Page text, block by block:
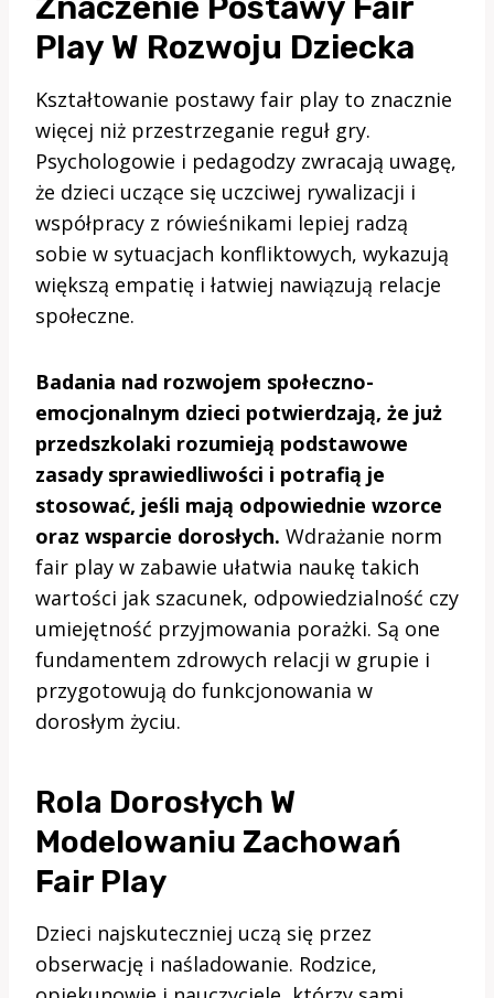
Play W Rozwoju Dziecka
Kształtowanie postawy fair play to znacznie
więcej niż przestrzeganie reguł gry.
Psychologowie i pedagodzy zwracają uwagę,
że dzieci uczące się uczciwej rywalizacji i
współpracy z rówieśnikami lepiej radzą
sobie w sytuacjach konfliktowych, wykazują
większą empatię i łatwiej nawiązują relacje
społeczne.
Badania nad rozwojem społeczno-
emocjonalnym dzieci potwierdzają, że już
przedszkolaki rozumieją podstawowe
zasady sprawiedliwości i potrafią je
stosować, jeśli mają odpowiednie wzorce
oraz wsparcie dorosłych. Wdrażanie norm
fair play w zabawie ułatwia naukę takich
wartości jak szacunek, odpowiedzialność czy
umiejętność przyjmowania porażki. Są one
fundamentem zdrowych relacji w grupie i
przygotowują do funkcjonowania w
dorosłym życiu.
Rola Dorosłych W
Modelowaniu Zachowań
Fair Play
Dzieci najskuteczniej uczą się przez
obserwację i naśladowanie. Rodzice,